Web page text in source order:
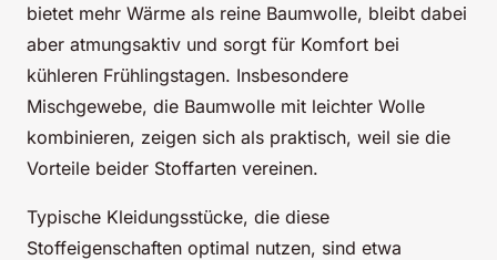
bietet mehr Wärme als reine Baumwolle, bleibt dabei
aber atmungsaktiv und sorgt für Komfort bei
kühleren Frühlingstagen. Insbesondere
Mischgewebe, die Baumwolle mit leichter Wolle
kombinieren, zeigen sich als praktisch, weil sie die
Vorteile beider Stoffarten vereinen.
Typische Kleidungsstücke, die diese
Stoffeigenschaften optimal nutzen, sind etwa